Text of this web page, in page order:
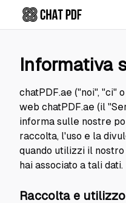
Informativa
chatPDF.ae ("noi", "ci"
web chatPDF.ae (il
informa sulle nostre
raccolta, l'uso e la
quando utilizzi il
hai associato a tali dati.
Raccolta e